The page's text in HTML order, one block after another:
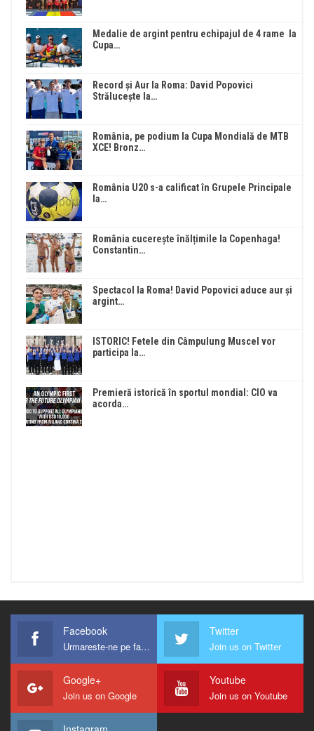
Medalie de argint pentru echipajul de 4 rame la
Cupa…
Record și Aur la Roma: David Popovici
Strălucește la…
România, pe podium la Cupa Mondială de MTB
XCE! Bronz…
România U20 s-a calificat în Grupele Principale
la…
România cucerește înălțimile la Copenhaga!
Constantin…
Spectacol la Roma! David Popovici aduce aur și
argint…
ISTORIC! Fetele din Câmpulung Muscel vor
participa la…
Premieră istorică în sportul mondial: CIO va
acorda…
Facebook
Urmareste-ne pe facebook !
Twitter
Join us on Twitter
Google+
Join us on Google
Youtube
Join us on Youtube